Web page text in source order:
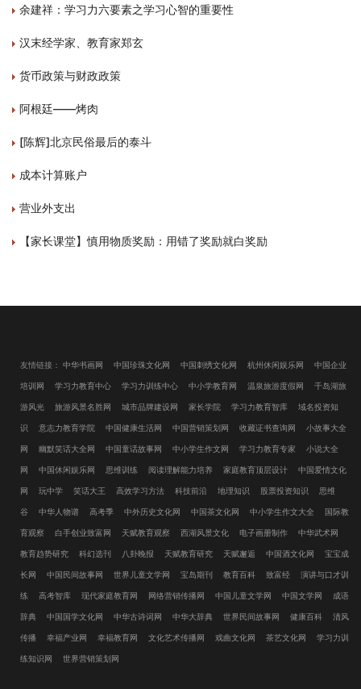
余建祥：学习力六要素之学习心智的重要性
汉末经学家、教育家郑玄
货币政策与财政政策
阿根廷——烤肉
[陈辉]北京民俗最后的泰斗
成本计算账户
营业外支出
【家长课堂】慎用物质奖励：用错了奖励就白奖励
友情链接： 中华书画网 中国珍珠文化网 中国刺绣文化网 杭州休闲娱乐网 中国企业
培训网 学习力教育中心 学习力训练中心 中小学教育网 温泉旅游度假网 千岛湖旅
游风光 旅游风景名胜网 城市品牌建设网 家长学院 学习力教育智库 域名投资知
识 意志力教育学院 中国健康生活网 中国营销策划网 收藏证书查询网 小故事大全
网 幽默笑话大全网 中国童话故事网 中小学生作文网 学习力教育专家 小说大全
网 中国休闲娱乐网 思维训练 阅读理解能力培养 家庭教育顶层设计 中国爱情文化
网 玩中学 笑话大王 高效学习方法 科技前沿 地理知识 股票投资知识 思维
谷 中华人物谱 高考季 中外历史文化网 中国茶文化网 中小学生作文大全 国际教
育观察 白手创业致富网 天赋教育观察 西湖风景文化 电子画册制作 中华武术网
教育趋势研究 科幻选刊 八卦晚报 天赋教育研究 天赋邂逅 中国酒文化网 宝宝成
长网 中国民间故事网 世界儿童文学网 宝岛期刊 教育百科 致富经 演讲与口才训
练 高考智库 现代家庭教育网 网络营销传播网 中国儿童文学网 中国文学网 成语
辞典 中国国学文化网 中华古诗词网 中华大辞典 世界民间故事网 健康百科 清风
传播 幸福产业网 幸福教育网 文化艺术传播网 戏曲文化网 茶艺文化网 学习力训
练知识网 世界营销策划网